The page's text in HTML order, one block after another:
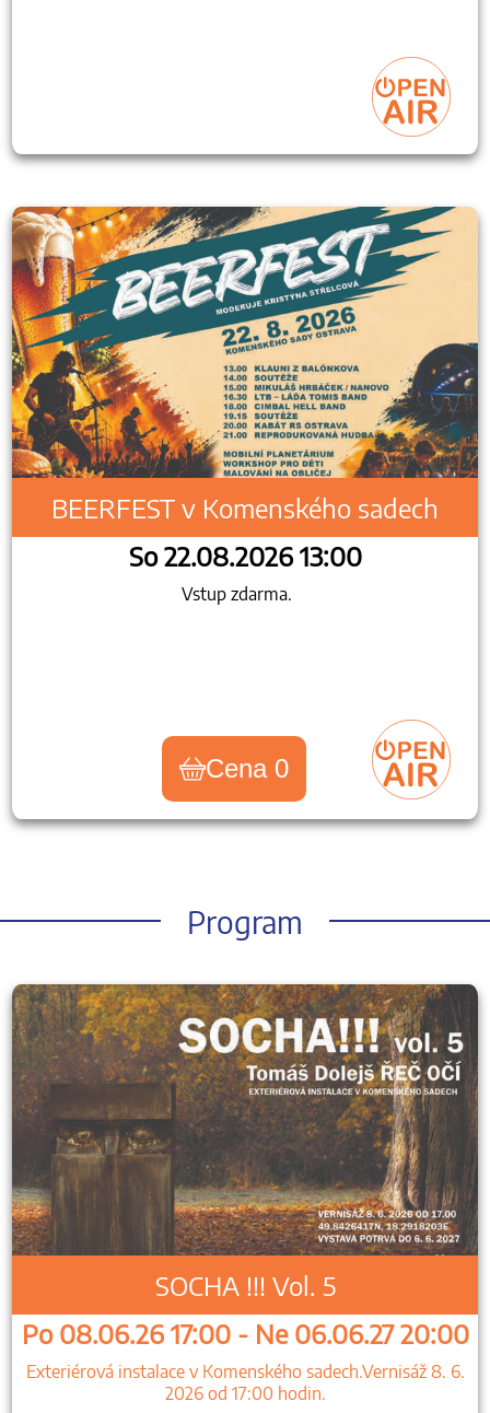
BEERFEST v Komenského sadech
So 22.08.2026 13:00
Vstup zdarma.
Cena 0
Program
SOCHA !!! Vol. 5
Po 08.06.26 17:00 - Ne 06.06.27 20:00
Exteriérová instalace v Komenského sadech.Vernisáž 8. 6.
2026 od 17:00 hodin.